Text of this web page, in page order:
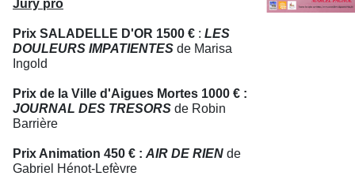
Jury pro
Prix SALADELLE D'OR 1500 € : LES
DOULEURS IMPATIENTES de Marisa
Ingold
Prix de la Ville d'Aigues Mortes 1000 € :
JOURNAL DES TRESORS de Robin
Barrière
Prix Animation 450 € : AIR DE RIEN de
Gabriel Hénot-Lefèvre